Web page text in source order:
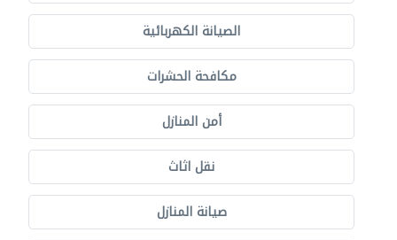
الصيانة الكهربائية
مكافحة الحشرات
أمن المنازل
نقل اثاث
صيانة المنازل